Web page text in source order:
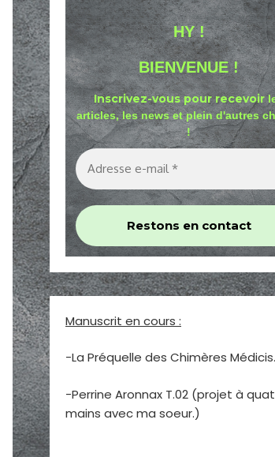
HY !
BIENVENUE !
Inscrivez-vous pour recevoir
articles, les news et plein d'autres
!
Manuscrit en cours :
-La Préquelle des Chimères Médicis.
-Perrine Aronnax T.02 (projet à
mains avec ma soeur.)